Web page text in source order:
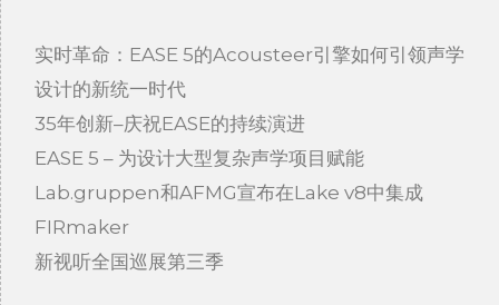
实时革命：EASE 5的Acousteer引擎如何引领声学
设计的新统一时代
35年创新–庆祝EASE的持续演进
EASE 5 – 为设计大型复杂声学项目赋能
Lab.gruppen和AFMG宣布在Lake v8中集成
FIRmaker
新视听全国巡展第三季​​